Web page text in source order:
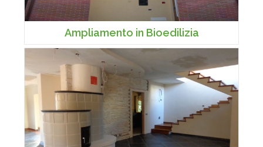
Ampliamento in Bioedilizia